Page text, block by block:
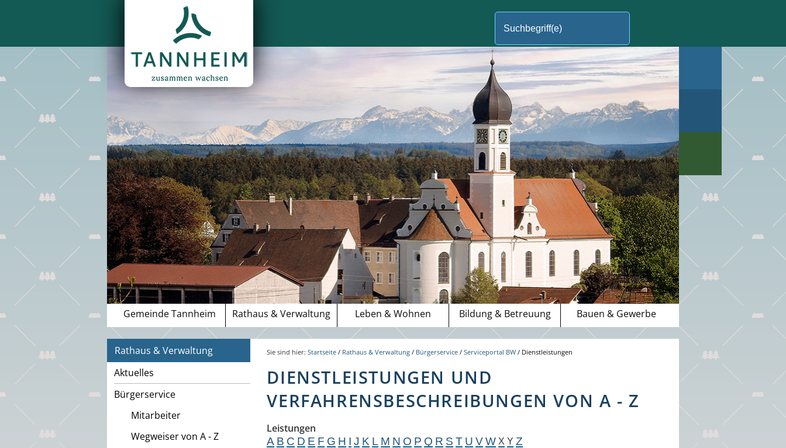
Gemeinde Tannheim Rathaus & Verwaltung Leben & Wohnen Bildung & Betreuung Bauen & Gewerbe
Rathaus & Verwaltung
Aktuelles
Bürgerservice
Mitarbeiter
Wegweiser von A - Z
Sie sind hier:Startseite / Rathaus & Verwaltung / Bürgerservice /Serviceportal BW / Dienstleistungen
DIENSTLEISTUNGEN UND
VERFAHRENSBESCHREIBUNGEN VON A - Z
Leistungen
A B C D E F G H I J K L M N O P Q R S T U V W X Y Z